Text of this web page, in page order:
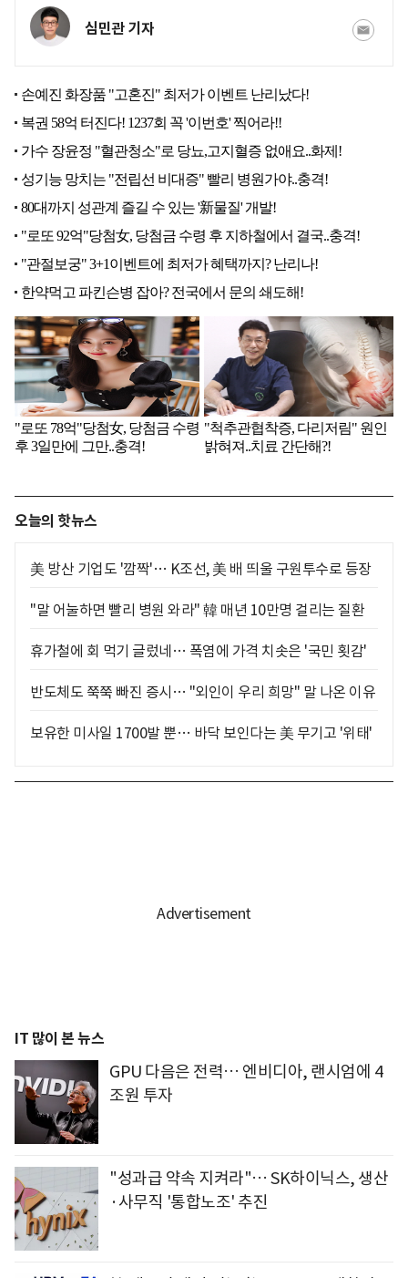
심민관 기자
오늘의 핫뉴스
美 방산 기업도 '깜짝'… K조선, 美 배 띄울 구원투수로 등장
"말 어눌하면 빨리 병원 와라" 韓 매년 10만명 걸리는 질환
휴가철에 회 먹기 글렀네… 폭염에 가격 치솟은 '국민 횟감'
반도체도 쭉쭉 빠진 증시… "외인이 우리 희망" 말 나온 이유
보유한 미사일 1700발 뿐… 바닥 보인다는 美 무기고 '위태'
IT 많이 본 뉴스
GPU 다음은 전력… 엔비디아, 랜시엄에 4
조원 투자
"성과급 약속 지켜라"… SK하이닉스, 생산
·사무직 '통합노조' 추진